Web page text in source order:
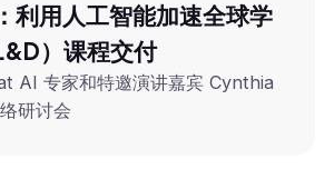
利用人工智能加速全球学
）课程交付
AI 专家和特邀演讲嘉宾 Cynthia
研讨会